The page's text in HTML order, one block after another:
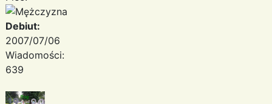
Debiut:
2007/07/06
Wiadomości:
639